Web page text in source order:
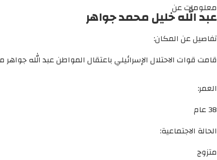
معلومات عن
عبد الله خليل محمد جواهر
تفاصيل عن المكان:
قامت قوات الاحتلال الإسرائيلي باعتقال المواطن عبد الله
العمر:
38 عام
الحالة الاجتماعية:
متزوج